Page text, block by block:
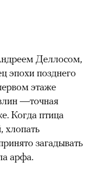
Деллосом,
эпохи позднего
этаже
—точная
Когда птица
хлопать
загадывать
арфа.